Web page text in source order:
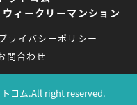
ィークリーマンション
ライバシーポリシー
問合わせ
コム.All right reserved.